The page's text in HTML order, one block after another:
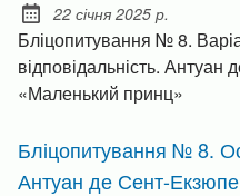
Posted on:
22 січня 2025 р.
Бліцопитування № 8.
відповідальність. Антуан
«Маленький принц»
Бліцопитування № 8.
Антуан де Сент-